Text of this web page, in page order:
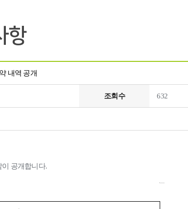
항
내역 공개
조회수 632
공개합니다.